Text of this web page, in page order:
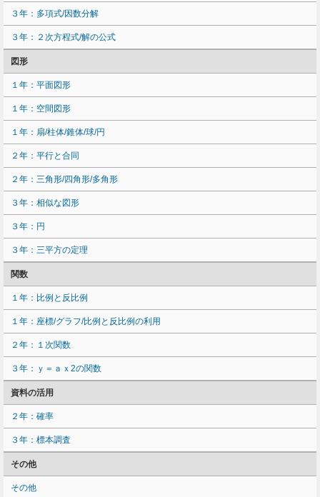
３年：多項式/因数分解
３年：２次方程式/解の公式
図形
１年：平面図形
１年：空間図形
１年：扇/柱体/錐体/球/円
２年：平行と合同
２年：三角形/四角形/多角形
３年：相似な図形
３年：円
３年：三平方の定理
関数
１年：比例と反比例
１年：座標/グラフ/比例と反比例の利用
２年：１次関数
３年：ｙ＝ａｘ2の関数
資料の活用
２年：確率
３年：標本調査
その他
その他